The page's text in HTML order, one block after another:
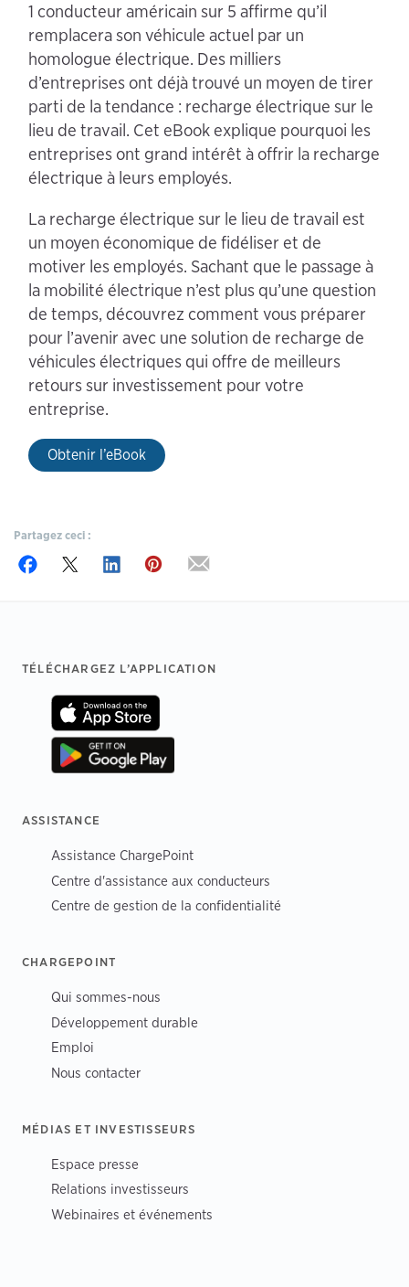
1 conducteur américain sur 5 affirme qu’il
remplacera son véhicule actuel par un
homologue électrique. Des milliers
d’entreprises ont déjà trouvé un moyen de tirer
parti de la tendance : recharge électrique sur le
lieu de travail. Cet eBook explique pourquoi les
entreprises ont grand intérêt à offrir la recharge
électrique à leurs employés.
La recharge électrique sur le lieu de travail est
un moyen économique de fidéliser et de
motiver les employés. Sachant que le passage à
la mobilité électrique n’est plus qu’une question
de temps, découvrez comment vous préparer
pour l’avenir avec une solution de recharge de
véhicules électriques qui offre de meilleurs
retours sur investissement pour votre
entreprise.
Obtenir l’eBook
Partagez ceci :
Footer
TÉLÉCHARGEZ L’APPLICATION
ASSISTANCE
Assistance ChargePoint
Centre d'assistance aux conducteurs
Centre de gestion de la confidentialité
CHARGEPOINT
Qui sommes-nous
Développement durable
Emploi
Nous contacter
MÉDIAS ET INVESTISSEURS
Espace presse
Relations investisseurs
Webinaires et événements